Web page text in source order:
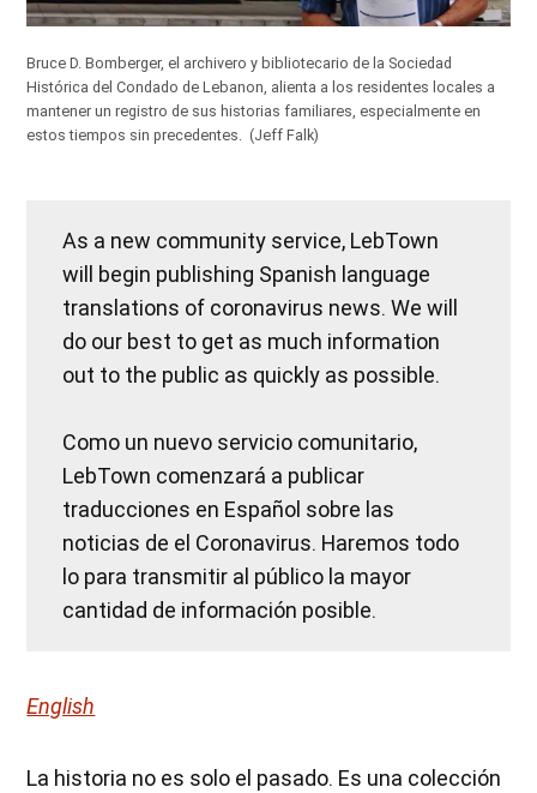
Bruce D. Bomberger, el archivero y bibliotecario de la Sociedad
Histórica del Condado de Lebanon, alienta a los residentes locales a
mantener un registro de sus historias familiares, especialmente en
estos tiempos sin precedentes.(Jeff Falk)
As a new community service, LebTown
will begin publishing Spanish language
translations of coronavirus news. We will
do our best to get as much information
out to the public as quickly as possible.
Como un nuevo servicio comunitario,
LebTown comenzará a publicar
traducciones en Español sobre las
noticias de el Coronavirus. Haremos todo
lo para transmitir al público la mayor
cantidad de información posible.
English
La historia no es solo el pasado. Es una colección